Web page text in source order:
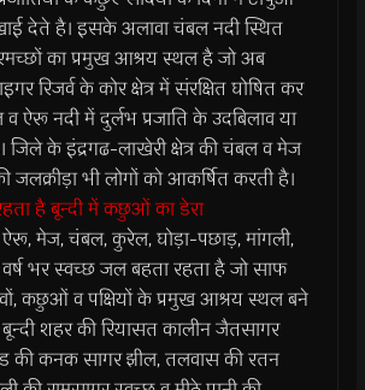
देते है। इसके अलावा चंबल नदी स्थित
का प्रमुख आश्रय स्थल है जो अब
रिजर्व के कोर क्षेत्र में संरक्षित घोषित कर
ऐरू नदी में दुर्लभ प्रजाति के उदबिलाव या
के इंद्रगढ-लाखेरी क्षेत्र की चंबल व मेज
जलक्रीड़ा भी लोगों को आकर्षित करती है।
है बून्दी में कछुओं का डेरा
मेज, चंबल, कुरेल, घोड़ा-पछाड़, मांगली,
भर स्वच्छ जल बहता रहता है जो साफ
कछुओं व पक्षियों के प्रमुख आश्रय स्थल बने
बून्दी शहर की रियासत कालीन जैतसागर
की कनक सागर झील, तलवास की रतन